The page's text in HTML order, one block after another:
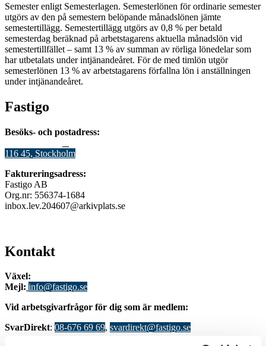
Semester enligt Semesterlagen. Semesterlönen för ordinarie semester
utgörs av den på semestern belöpande månadslönen jämte
semestertillägg. Semestertillägg utgörs av 0,8 % per betald
semesterdag beräknad på arbetstagarens aktuella månadslön vid
semestertillfället – samt 13 % av summan av rörliga lönedelar som
har utbetalats under intjänandeåret. För de med timlön utgör
semesterlönen 13 % av arbetstagarens förfallna lön i anställningen
under intjänandeåret.
Fastigo
Besöks- och postadress:
116 45, Stockholm
Faktureringsadress:
Fastigo AB
Org.nr: 556374-1684
inbox.lev.204607@arkivplats.se
Kontakt
Växel:
Mejl: info@fastigo.se
Vid arbetsgivarfrågor för dig som är medlem:
SvarDirekt: 08-676 69 69, svardirekt@fastigo.se